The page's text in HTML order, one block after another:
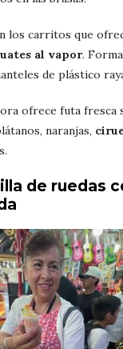
los carritos que
al vapor.
de plástico
ofrece futa fresca
naranjas,
de ruedas